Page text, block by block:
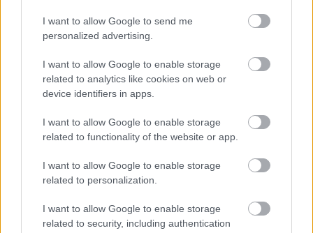
I want to allow Google to send me
personalized advertising.
I want to allow Google to enable storage
related to analytics like cookies on web or
device identifiers in apps.
I want to allow Google to enable storage
related to functionality of the website or app.
I want to allow Google to enable storage
related to personalization.
I want to allow Google to enable storage
related to security, including authentication
OLYAN STRATÉGIAI JELENTŐSÉGŰ TERÜLETEN
VÁLT IRÁNYT, AMELY A KÖVETKEZŐ ÉVEK
DIGITÁLIS GAZDASÁGÁNAK EGYIK MEGHATÁROZÓ
PILLÉRE LEHET.
A kérdés így már nem csupán az, hogy milyen jövő vár
a kriptovalutákra Magyarországon, hanem az is, hogy
az ország mennyire tud bekapcsolódni a
(Borítókép: Képünk illusztráció! Fotó: Alistair Berg / Getty
AKTÁK